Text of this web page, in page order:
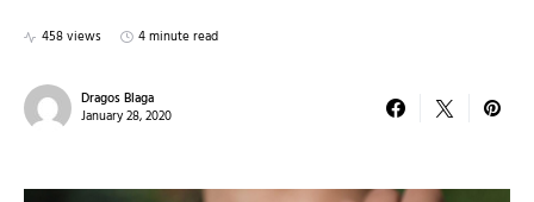
458 views 4 minute read
Dragos Blaga
January 28, 2020